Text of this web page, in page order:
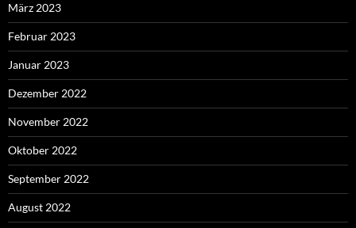
März 2023
Februar 2023
Januar 2023
Dezember 2022
November 2022
Oktober 2022
September 2022
August 2022